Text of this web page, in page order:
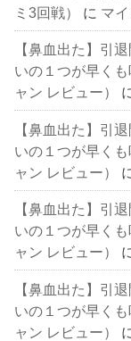
ミ3回戦）
に マ
【鼻血出た】引
いの１つが早く
ャン レビュー）
【鼻血出た】引
いの１つが早く
ャン レビュー）
【鼻血出た】引
いの１つが早く
ャン レビュー）
【鼻血出た】引
いの１つが早く
ャン レビュー）